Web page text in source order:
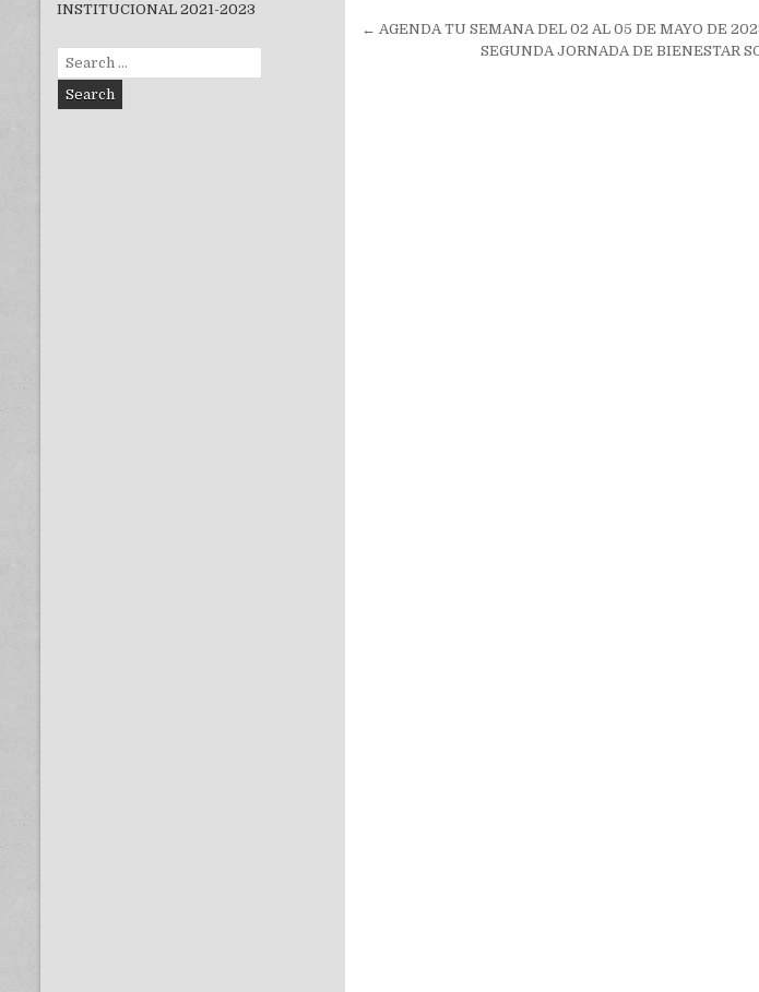
Navegación
← AGENDA TU SEMANA DEL 02 AL 05 DE MAYO DE
SEGUNDA JORNADA DE BIENESTAR
INSTITUCIONAL 2021-2023
Search
for: